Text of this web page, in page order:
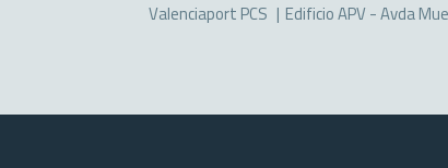
Valenciaport PCS
Edificio APV - Avda